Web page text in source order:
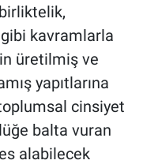
kavramlarla
üretilmiş ve
yapıtlarına
cinsiyet
balta vuran
alabilecek